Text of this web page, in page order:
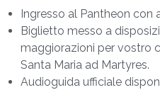
Orario di apertura per il ritiro
Bergamaschi 49, Roma
Dal lunedì al venerdì dalle
Sabato dalle 09:00 alle
Domenica dalle 12:00 alle
Ingresso al Pantheon con
Biglietto messo a
maggiorazioni per vostro
Santa Maria ad Martyres.
Audioguida ufficiale